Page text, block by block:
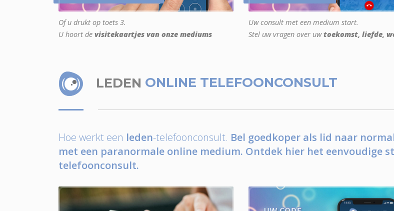
Of u drukt op toets 3.
U hoort de visitekaartjes van onze mediums
Uw consult met een medium start.
Stel uw vragen over uwtoekomst, liefde,
LEDEN ONLINE TELEFOONCONSULT
Hoe werkt een leden-telefoonconsult. Bel goedkoper als lid naar
met een paranormale online medium. Ontdek hier het eenvoudige
telefoonconsult.